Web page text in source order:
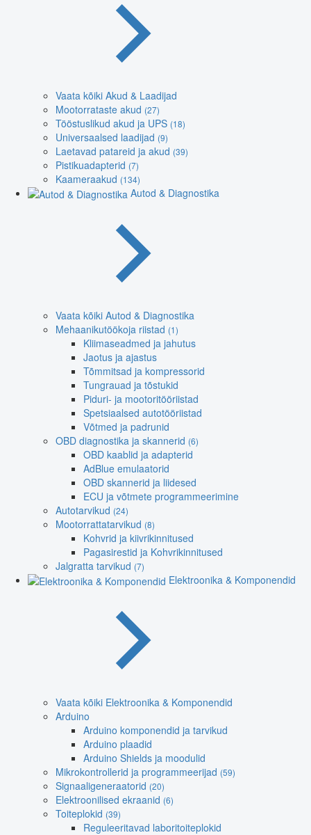
Vaata kõiki Akud & Laadijad
Mootorrataste akud (27)
Tööstuslikud akud ja UPS (18)
Universaalsed laadijad (9)
Laetavad patareid ja akud (39)
Pistikuadapterid (7)
Kaameraakud (134)
Autod & Diagnostika
Vaata kõiki Autod & Diagnostika
Mehaanikutöökoja riistad (1)
Kliimaseadmed ja jahutus
Jaotus ja ajastus
Tõmmitsad ja kompressorid
Tungrauad ja tõstukid
Piduri- ja mootoritööriistad
Spetsiaalsed autotööriistad
Võtmed ja padrunid
OBD diagnostika ja skannerid (6)
OBD kaablid ja adapterid
AdBlue emulaatorid
OBD skannerid ja liidesed
ECU ja võtmete programmeerimine
Autotarvikud (24)
Mootorrattatarvikud (8)
Kohvrid ja kiivrikinnitused
Pagasirestid ja Kohvrikinnitused
Jalgratta tarvikud (7)
Elektroonika & Komponendid
Vaata kõiki Elektroonika & Komponendid
Arduino
Arduino komponendid ja tarvikud
Arduino plaadid
Arduino Shields ja moodulid
Mikrokontrollerid ja programmeerijad (59)
Signaaligeneraatorid (20)
Elektroonilised ekraanid (6)
Toiteplokid (39)
Reguleeritavad laboritoiteplokid